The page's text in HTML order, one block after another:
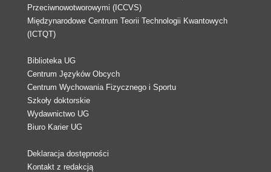
Przeciwnowotworowymi (ICCVS)
Międzynarodowe Centrum Teorii Technologii Kwantowych
(ICTQT)
Biblioteka UG
Centrum Języków Obcych
Centrum Wychowania Fizycznego i Sportu
Szkoły doktorskie
Wydawnictwo UG
Biuro Karier UG
Deklaracja dostępności
Kontakt z redakcją